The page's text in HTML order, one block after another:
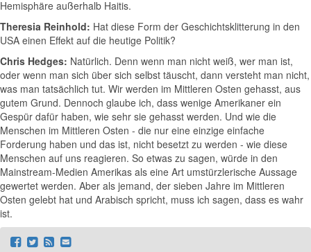
Hemisphäre außerhalb Haitis.
Theresia Reinhold: Hat diese Form der Geschichtsklitterung in den
USA einen Effekt auf die heutige Politik?
Chris Hedges: Natürlich. Denn wenn man nicht weiß, wer man ist,
oder wenn man sich über sich selbst täuscht, dann versteht man nicht,
was man tatsächlich tut. Wir werden im Mittleren Osten gehasst, aus
gutem Grund. Dennoch glaube ich, dass wenige Amerikaner ein
Gespür dafür haben, wie sehr sie gehasst werden. Und wie die
Menschen im Mittleren Osten - die nur eine einzige einfache
Forderung haben und das ist, nicht besetzt zu werden - wie diese
Menschen auf uns reagieren. So etwas zu sagen, würde in den
Mainstream-Medien Amerikas als eine Art umstürzlerische Aussage
gewertet werden. Aber als jemand, der sieben Jahre im Mittleren
Osten gelebt hat und Arabisch spricht, muss ich sagen, dass es wahr
ist.